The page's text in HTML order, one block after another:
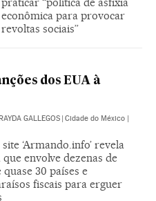
econômica para provocar
revoltas sociais”
dos EUA à
GALLEGOS Cidade do México |
‘Armando.info’ revela
envolve dezenas de
30 países e
fiscais para erguer